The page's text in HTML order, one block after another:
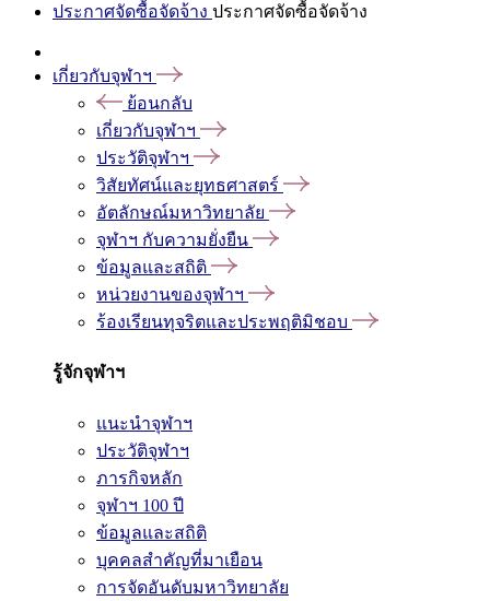
ประกาศจัดซื้อจัดจ้าง ประกาศจัดซื้อจัดจ้าง
เกี่ยวกับจุฬาฯ
ย้อนกลับ
เกี่ยวกับจุฬาฯ
ประวัติจุฬาฯ
วิสัยทัศน์และยุทธศาสตร์
อัตลักษณ์มหาวิทยาลัย
จุฬาฯ กับความยั่งยืน
ข้อมูลและสถิติ
หน่วยงานของจุฬาฯ
ร้องเรียนทุจริตและประพฤติมิชอบ
รู้จักจุฬาฯ
แนะนำจุฬาฯ
ประวัติจุฬาฯ
ภารกิจหลัก
จุฬาฯ 100 ปี
ข้อมูลและสถิติ
บุคคลสำคัญที่มาเยือน
การจัดอันดับมหาวิทยาลัย